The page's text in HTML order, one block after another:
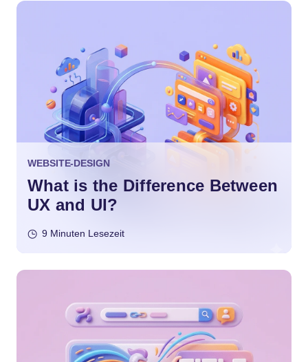
WEBSITE-DESIGN
What is the Difference Between
UX and UI?
9 Minuten Lesezeit